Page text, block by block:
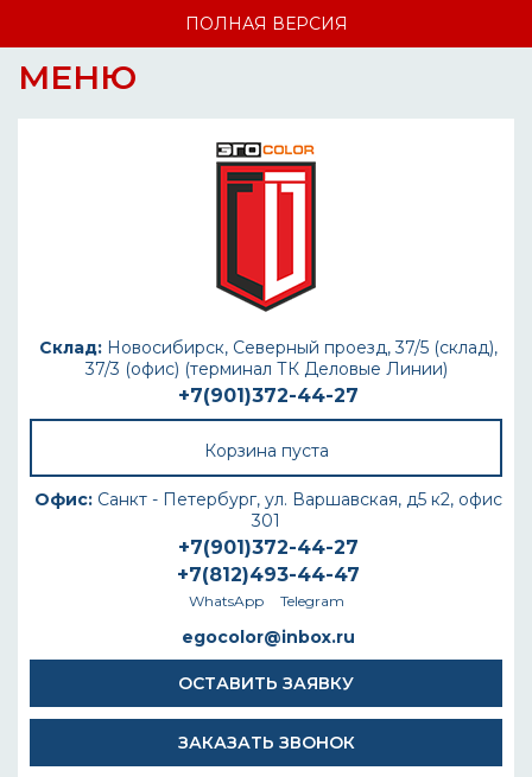
ПОЛНАЯ ВЕРСИЯ
МЕНЮ
Склад: Новосибирск, Северный проезд, 37/5 (склад),
37/3 (офис) (терминал ТК Деловые Линии)
+7(901)372-44-27
Корзина пуста
Офис: Санкт - Петербург, ул. Варшавская, д5 к2, офис
301
+7(901)372-44-27
+7(812)493-44-47
WhatsApp Telegram
egocolor@inbox.ru
ОСТАВИТЬ ЗАЯВКУ
ЗАКАЗАТЬ ЗВОНОК